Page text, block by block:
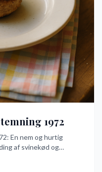
1972
En nem og hurtig
af svinekød og
kartofler og rødkål.